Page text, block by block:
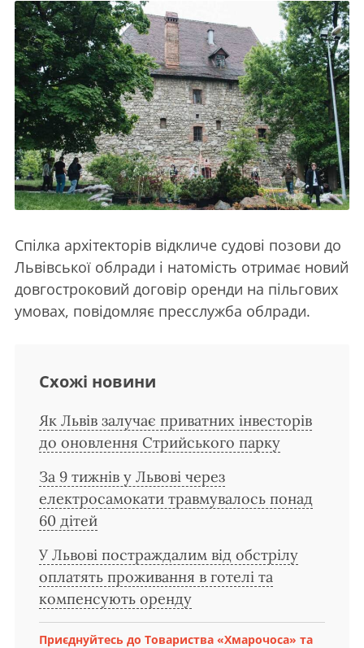
Спілка архітекторів відкличе судові позови до
Львівської облради і натомість отримає новий
довгостроковий договір оренди на пільгових
умовах, повідомляє пресслужба облради.
Схожі новини
Як Львів залучає приватних інвесторів
до оновлення Стрийського парку
За 9 тижнів у Львові через
електросамокати травмувалось понад
60 дітей
У Львові постраждалим від обстрілу
оплатять проживання в готелі та
компенсують оренду
Приєднуйтесь до Товариства «Хмарочоса» та